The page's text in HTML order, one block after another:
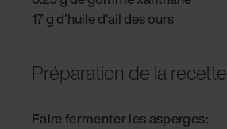
17 g d'huile d'ail des ours
Préparation de la recette
Faire fermenter les asperges: